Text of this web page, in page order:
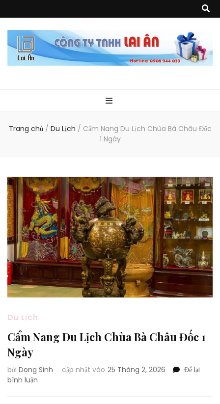
Ân
phẩm về nhựa như áo mưa, túi nhựa, handger…Đặc biệt là các sản phẩm
từ MICA, MDF, FORMAT như tủ trưng bày, quầy, kệ, Tray…
Trang chủ / Du Lịch / Cẩm Nang Du Lịch Chùa Bà Châu Đốc
1 Ngày
Du Lịch
Cẩm Nang Du Lịch Chùa Bà Châu Đốc 1
Ngày
bởi Dong Sinh cập nhật vào 25 Tháng 2, 2026
Để lại
bình luận